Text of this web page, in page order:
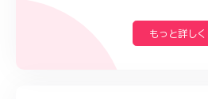
もっと詳しく